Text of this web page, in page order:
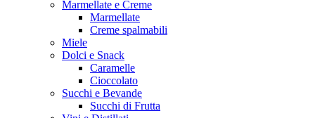
Marmellate e Creme
Marmellate
Creme spalmabili
Miele
Dolci e Snack
Caramelle
Cioccolato
Succhi e Bevande
Succhi di Frutta